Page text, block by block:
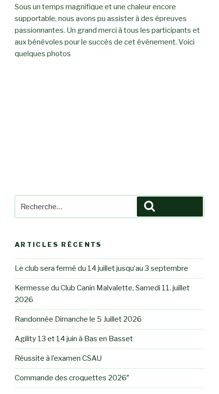
Sous un temps magnifique et une chaleur encore
supportable, nous avons pu assister à des épreuves
passionnantes. Un grand merci à tous les participants et
aux bénévoles pour le succès de cet événement. Voici
quelques photos
pour
ARTICLES RÉCENTS
Le club sera fermé du 14 juillet jusqu’au 3 septembre
Kermesse du Club Canin Malvalette, Samedi 11. juillet
2026
Randonnée Dimanche le 5 Juillet 2026
Agility 13 et 14 juin à Bas en Basset
Réussite à l’examen CSAU
Commande des croquettes 2026″